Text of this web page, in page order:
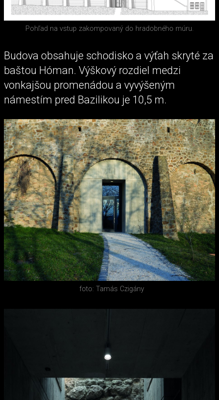
Pohľad na vstup zakompovaný do hradobného múru.
Budova obsahuje schodisko a výťah skryté za
baštou Hóman. Výškový rozdiel medzi
vonkajšou promenádou a vyvýšeným
námestím pred Bazilikou je 10,5 m.
foto: Tamás Czigány